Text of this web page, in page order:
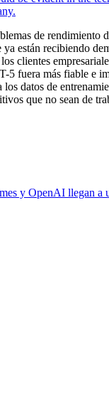
de rendimiento
están recibiendo
clientes
5 fuera más fiable e
datos de
que no sean de
y OpenAI llegan a